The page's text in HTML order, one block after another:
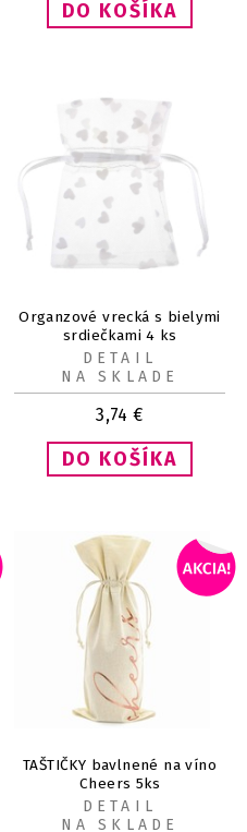
Organzové vrecká s bielymi
srdiečkami 4 ks
3,74 €
DETAIL
NA SKLADE
TAŠTIČKY bavlnené na víno
Cheers 5ks
DETAIL
NA SKLADE